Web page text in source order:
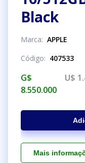
Black
Marca: APPLE
Código: 407533
G$
8.550.000
U$
Mais